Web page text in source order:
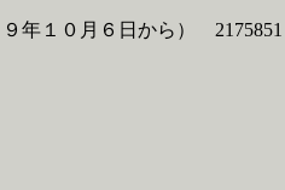
年１０月６日から） 2175851